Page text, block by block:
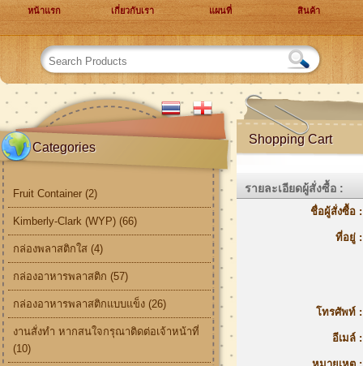
หน้าแรก เกี่ยวกับเรา แผนที่ สินค้า
Shopping Cart
รายละเอียดผู้สั่งซื้อ :
ชื่อผู้สั่งซื้อ :
ที่อยู่ :
โทรศัพท์ :
อีเมล์ :
Categories
Fruit Container (2)
Kimberly-Clark (WYP) (66)
กล่องพลาสติกใส (4)
กล่องอาหารพลาสติก (57)
กล่องอาหารพลาสติกแบบแข็ง (26)
งานสั่งทำ หากสนใจกรุณาติดต่อเจ้าหน้าที่
(10)